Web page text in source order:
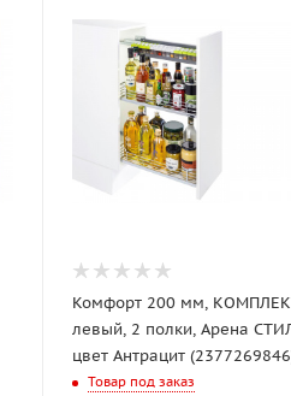
Комфорт 200 мм,
левый, 2 полки, Арена
цвет Антрацит
Товар под заказ